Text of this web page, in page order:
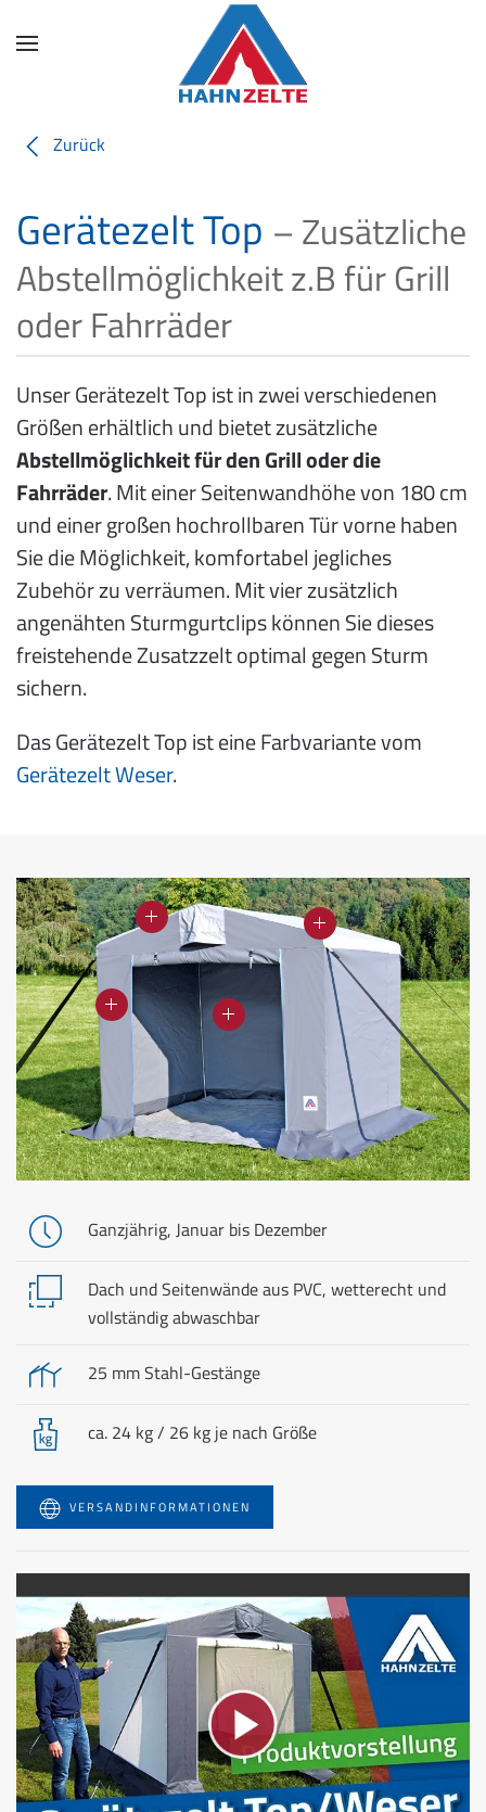
Zurück
Gerätezelt Top – Zusätzliche
Abstellmöglichkeit z.B für Grill
oder Fahrräder
Unser Gerätezelt Top ist in zwei verschiedenen
Größen erhältlich und bietet zusätzliche
Abstellmöglichkeit für den Grill oder die
Fahrräder. Mit einer Seitenwandhöhe von 180 cm
und einer großen hochrollbaren Tür vorne haben
Sie die Möglichkeit, komfortabel jegliches
Zubehör zu verräumen. Mit vier zusätzlich
angenähten Sturmgurtclips können Sie dieses
freistehende Zusatzzelt optimal gegen Sturm
sichern.
Das Gerätezelt Top ist eine Farbvariante vom
Gerätezelt Weser.
Ganzjährig, Januar bis Dezember
Dach und Seitenwände aus PVC, wetterecht und
vollständig abwaschbar
25 mm Stahl-Gestänge
ca. 24 kg / 26 kg je nach Größe
VERSANDINFORMATIONEN